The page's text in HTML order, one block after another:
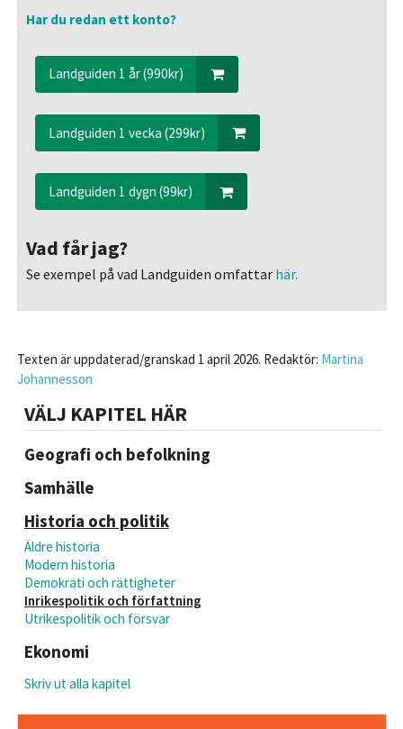
Har du redan ett konto?
Landguiden 1 år (990kr)
Landguiden 1 vecka (299kr)
Landguiden 1 dygn (99kr)
Vad får jag?
Se exempel på vad Landguiden omfattarhär.
Texten är uppdaterad/granskad 1 april 2026. Redaktör: Martina
Johannesson
VÄLJ KAPITEL HÄR
Geografi och befolkning
Samhälle
Historia och politik
Äldre historia
Modern historia
Demokrati och rättigheter
Inrikespolitik och författning
Utrikespolitik och försvar
Ekonomi
Skriv ut alla kapitel